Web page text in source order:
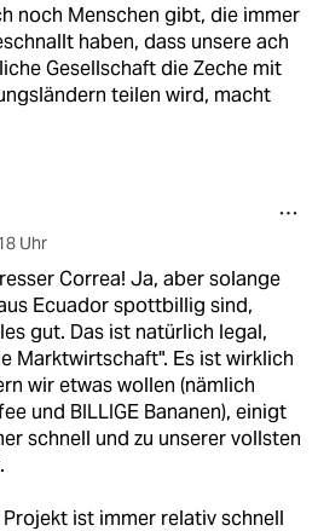
noch Menschen gibt, die immer
haben, dass unsere ach
Gesellschaft die Zeche mit
teilen wird, macht
Uhr
Correa! Ja, aber solange
Ecuador spottbillig sind,
gut. Das ist natürlich legal,
Marktwirtschaft". Es ist wirklich
wir etwas wollen (nämlich
und BILLIGE Bananen), einigt
schnell und zu unserer vollsten
ist immer relativ schnell